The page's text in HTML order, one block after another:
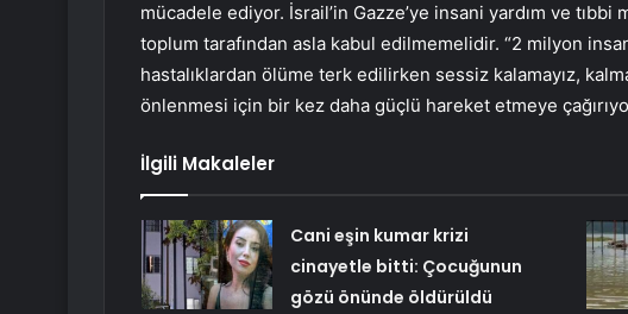
mücadele ediyor. İsrail’in Gazze’ye insani yardım ve
toplum tarafından asla kabul edilmemelidir. “2 milyon
hastalıklardan ölüme terk edilirken sessiz kalamayız,
önlenmesi için bir kez daha güçlü hareket etmeye
İlgili Makaleler
Cani eşin kumar krizi
cinayetle bitti: Çocuğunun
gözü önünde öldürüldü